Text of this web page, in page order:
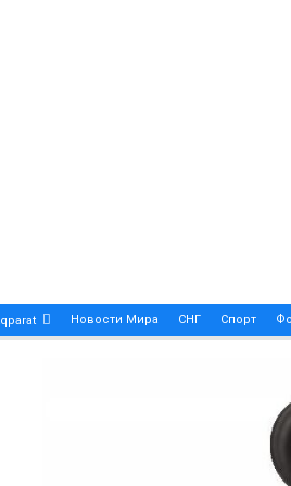
Новости Мира СНГ Спорт
Patek Philippe